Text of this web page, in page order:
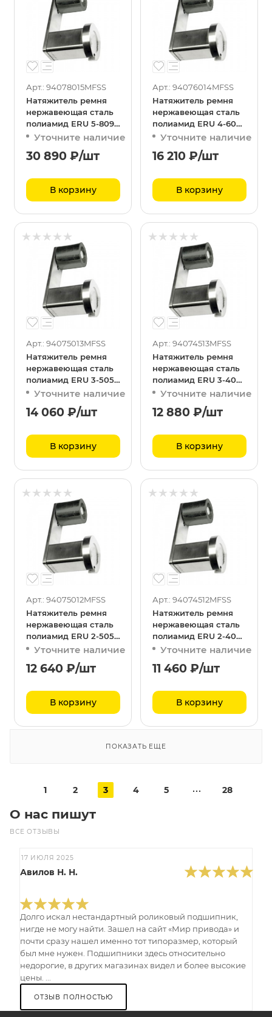
Арт.: 94078015MFSS
Натяжитель ремня
нержавеющая сталь
полиамид ERU 5-8090
MFУточните наличие
30 890 ₽/шт
В корзину
Арт.: 94076014MFSS
Натяжитель ремня
нержавеющая сталь
полиамид ERU 4-6060
MFУточните наличие
16 210 ₽/шт
В корзину
Арт.: 94075013MFSS
Натяжитель ремня
нержавеющая сталь
полиамид ERU 3-5050
MFУточните наличие
14 060 ₽/шт
В корзину
Арт.: 94074513MFSS
Натяжитель ремня
нержавеющая сталь
полиамид ERU 3-4045
MFУточните наличие
12 880 ₽/шт
В корзину
Арт.: 94075012MFSS
Натяжитель ремня
нержавеющая сталь
полиамид ERU 2-5050
MFУточните наличие
12 640 ₽/шт
В корзину
Арт.: 94074512MFSS
Натяжитель ремня
нержавеющая сталь
полиамид ERU 2-4045
MFУточните наличие
11 460 ₽/шт
В корзину
ПОКАЗАТЬ ЕЩЕ
1 2 3 4 5 28
О нас пишут
ВСЕ ОТЗЫВЫ
17 ИЮЛЯ 2025
Авилов Н. Н.
Долго искал нестандартный роликовый подшипник,
нигде не могу найти. Зашел на сайт «Мир привода» и
почти сразу нашел именно тот типоразмер, который
был мне нужен. Подшипники здесь относительно
недорогие, в других магазинах видел и более высокие
цены. ...
ОТЗЫВ ПОЛНОСТЬЮ